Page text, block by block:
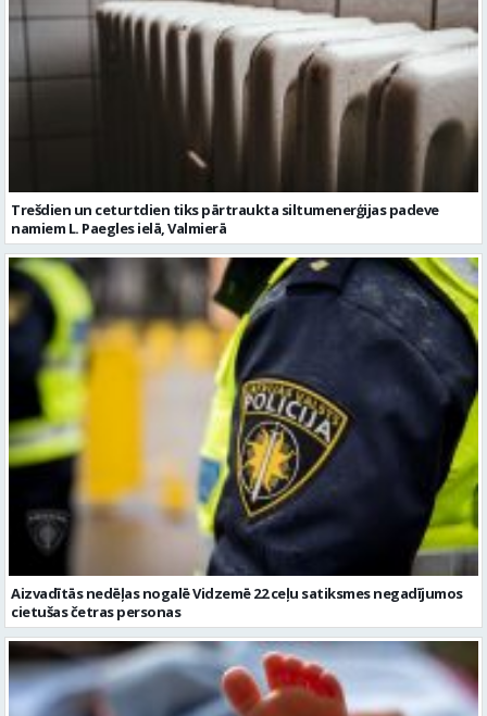
Trešdien un ceturtdien tiks pārtraukta siltumenerģijas padeve
namiem L. Paegles ielā, Valmierā
Aizvadītās nedēļas nogalē Vidzemē 22 ceļu satiksmes negadījumos
cietušas četras personas